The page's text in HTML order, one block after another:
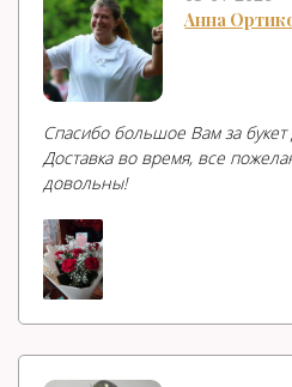
Анна
Спасибо большое Вам за
Доставка во время, все
довольны!